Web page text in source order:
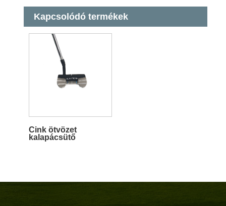
Kapcsolódó termékek
Cink ötvözet
kalapácsütő